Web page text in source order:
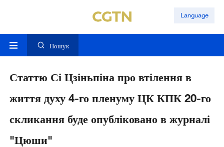
Language
Пошук
Статтю Сі Цзіньпіна про втілення в
життя духу 4-го пленуму ЦК КПК 20-го
скликання буде опубліковано в журналі
"Цюши"